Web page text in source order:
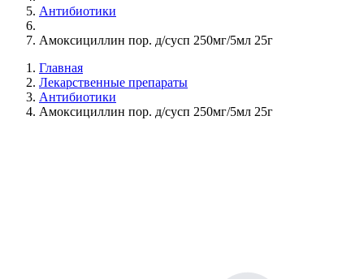
Антибиотики
Амоксициллин пор. д/сусп 250мг/5мл 25г
Главная
Лекарственные препараты
Антибиотики
Амоксициллин пор. д/сусп 250мг/5мл 25г